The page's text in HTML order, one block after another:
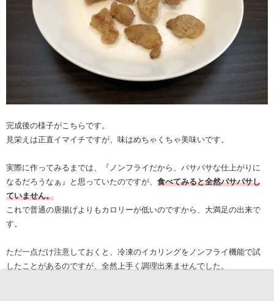
完成後の様子がこちらです。
見栄えは正直イマイチですが、味はめちゃくちゃ美味いです。
実際に作ってみるまでは、『ノンフライだから、パサパサな仕上がりに
なるだろうなぁ』と思っていたのですが、 食べてみると全然パサパサし
ていません。
これで普通の唐揚げよりもカロリーが低いのですから、大満足の出来で
す。
ただ一点だけ注意しておくと、冷凍のイカリングをノンフライ機能で試
したことがあるのですが、全然上手く調理出来ませんでした。